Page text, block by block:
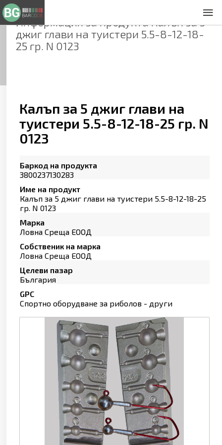
Информация за продуктаКалъп за 5
джиг глави на туистери 5.5-8-12-18-
25 гр. N 0123
Калъп за 5 джиг глави на
туистери 5.5-8-12-18-25 гр. N
0123
Баркод на продукта
3800237130283
Име на продукт
Калъп за 5 джиг глави на туистери 5.5-8-12-18-25
гр. N 0123
Марка
Ловна Среща ЕООД
Собственик на марка
Ловна Среща ЕООД
Целеви пазар
България
GPC
Спортно оборудване за риболов - други
Общи условия
Декларация за проверителност